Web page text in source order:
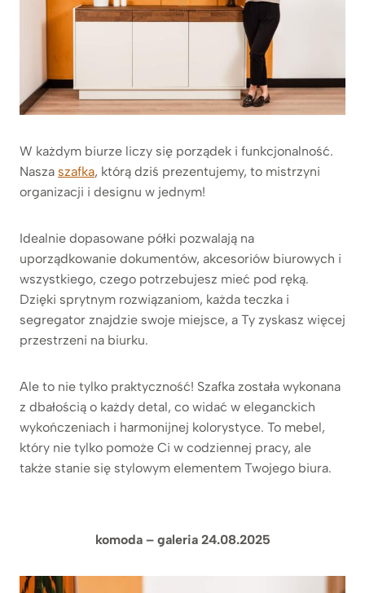
W każdym biurze liczy się porządek i funkcjonalność.
Nasza szafka, którą dziś prezentujemy, to mistrzyni
organizacji i designu w jednym!
Idealnie dopasowane półki pozwalają na
uporządkowanie dokumentów, akcesoriów biurowych i
wszystkiego, czego potrzebujesz mieć pod ręką.
Dzięki sprytnym rozwiązaniom, każda teczka i
segregator znajdzie swoje miejsce, a Ty zyskasz więcej
przestrzeni na biurku.
Ale to nie tylko praktyczność! Szafka została wykonana
z dbałością o każdy detal, co widać w eleganckich
wykończeniach i harmonijnej kolorystyce. To mebel,
który nie tylko pomoże Ci w codziennej pracy, ale
także stanie się stylowym elementem Twojego biura.
komoda – galeria 24.08.2025